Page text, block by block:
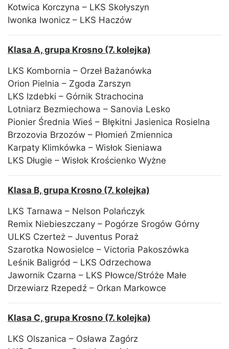
Kotwica Korczyna – LKS Skołyszyn
Iwonka Iwonicz – LKS Haczów
Klasa A, grupa Krosno (7. kolejka)
LKS Kombornia – Orzeł Bażanówka
Orion Pielnia – Zgoda Zarszyn
LKS Izdebki – Górnik Strachocina
Lotniarz Bezmiechowa – Sanovia Lesko
Pionier Średnia Wieś – Błękitni Jasienica Rosielna
Brzozovia Brzozów – Płomień Zmiennica
Karpaty Klimkówka – Wisłok Sieniawa
LKS Długie – Wisłok Krościenko Wyżne
Klasa B, grupa Krosno (7. kolejka)
LKS Tarnawa – Nelson Polańczyk
Remix Niebieszczany – Pogórze Srogów Górny
ULKS Czerteż – Juventus Poraż
Szarotka Nowosielce – Victoria Pakoszówka
Leśnik Baligród – LKS Odrzechowa
Jawornik Czarna – LKS Płowce/Stróże Małe
Drzewiarz Rzepedź – Orkan Markowce
Klasa C, grupa Krosno (7. kolejka)
LKS Olszanica – Osława Zagórz